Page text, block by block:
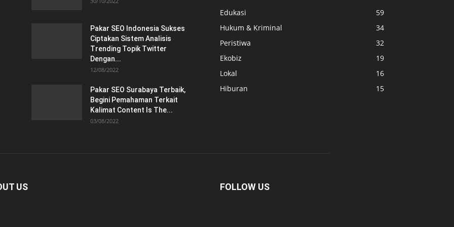
Pakar SEO Indonesia Sukses
Ciptakan Sistem Analisis
Trending Topik Twitter
Dengan...
12/08/2022
Pakar SEO Surabaya Terbaik,
Begini Pemahaman Terkait
Kalimat Content Is The...
03/08/2022
Edukasi
59
Hukum & Kriminal
34
Peristiwa
32
Ekobiz
19
Lokal
16
Hiburan
15
US FOLLOW US